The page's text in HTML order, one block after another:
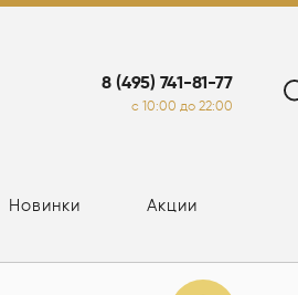
8 (495) 741-81-77
c 10:00 до 22:00
Новинки Акции